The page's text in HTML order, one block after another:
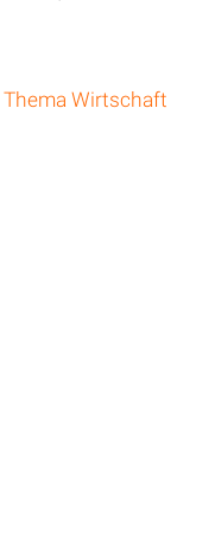
Wirtschaft